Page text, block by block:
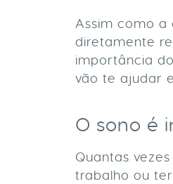
Assim como
diretamente
importância
vão te ajudar
O sono é
Quantas
trabalho ou